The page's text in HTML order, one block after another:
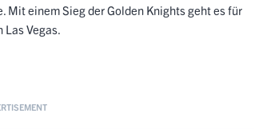
einem Sieg der Golden Knights geht es für
Vegas.